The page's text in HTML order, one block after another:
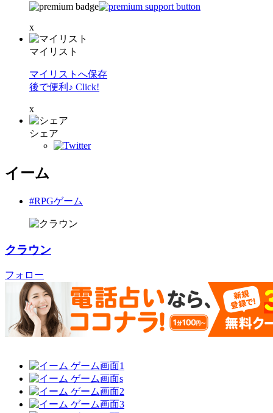
x
マイリスト
マイリストへ保存
後で便利♪ Click!
x
シェア
イーム
#RPGゲーム
クラウン
フォロー